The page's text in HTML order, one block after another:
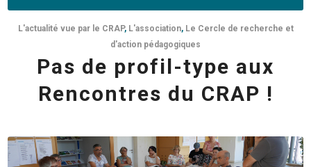
L'actualité vue par le CRAP, L'association, Le Cercle de recherche et
d'action pédagogiques
Pas de profil-type aux
Rencontres du CRAP !